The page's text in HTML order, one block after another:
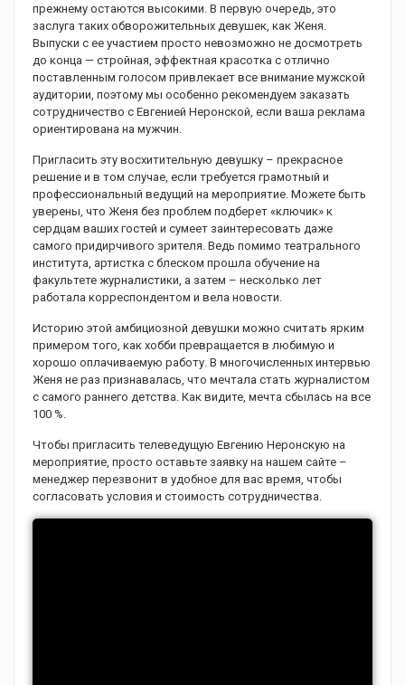
прежнему остаются высокими. В первую очередь, это
заслуга таких обворожительных девушек, как Женя.
Выпуски с ее участием просто невозможно не досмотреть
до конца — стройная, эффектная красотка с отлично
поставленным голосом привлекает все внимание мужской
аудитории, поэтому мы особенно рекомендуем заказать
сотрудничество с Евгенией Неронской, если ваша реклама
ориентирована на мужчин.
Пригласить эту восхитительную девушку – прекрасное
решение и в том случае, если требуется грамотный и
профессиональный ведущий на мероприятие. Можете быть
уверены, что Женя без проблем подберет «ключик» к
сердцам ваших гостей и сумеет заинтересовать даже
самого придирчивого зрителя. Ведь помимо театрального
института, артистка с блеском прошла обучение на
факультете журналистики, а затем – несколько лет
работала корреспондентом и вела новости.
Историю этой амбициозной девушки можно считать ярким
примером того, как хобби превращается в любимую и
хорошо оплачиваемую работу. В многочисленных интервью
Женя не раз признавалась, что мечтала стать журналистом
с самого раннего детства. Как видите, мечта сбылась на все
100 %.
Чтобы пригласить телеведущую Евгению Неронскую на
мероприятие, просто оставьте заявку на нашем сайте –
менеджер перезвонит в удобное для вас время, чтобы
согласовать условия и стоимость сотрудничества.